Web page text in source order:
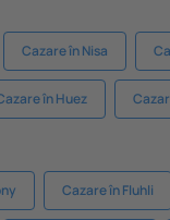
Cazare în Nisa
în Huez
Cazare în Fluhli